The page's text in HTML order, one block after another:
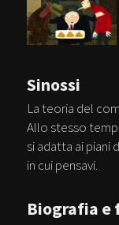
Sinossi
La teoria del
Allo stesso
si adatta ai piani
in cui pensavi.
Biografia